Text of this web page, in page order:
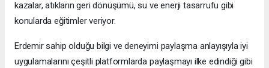
kazalar, atıkların geri dönüşümü, su ve enerji tasarrufu gibi
konularda eğitimler veriyor.
Erdemir sahip olduğu bilgi ve deneyimi paylaşma anlayışıyla iyi
uygulamalarını çeşitli platformlarda paylaşmayı ilke edindiği gibi